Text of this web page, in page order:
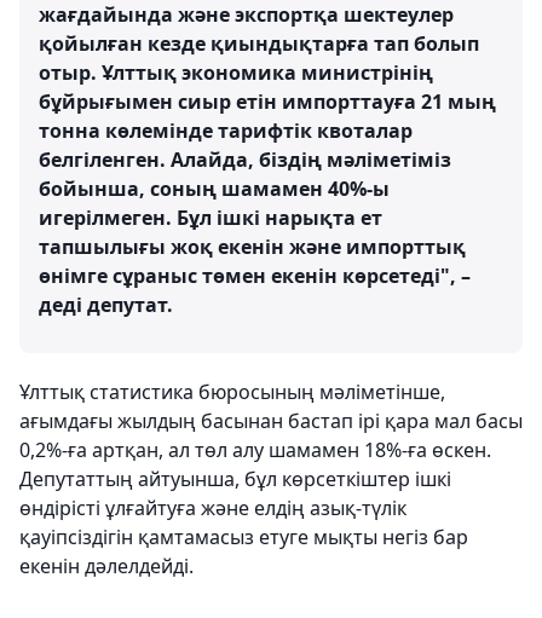
жағдайында және экспортқа шектеулер
қойылған кезде қиындықтарға тап болып
отыр. Ұлттық экономика министрінің
бұйрығымен сиыр етін импорттауға 21 мың
тонна көлемінде тарифтік квоталар
белгіленген. Алайда, біздің мәліметіміз
бойынша, соның шамамен 40%-ы
игерілмеген. Бұл ішкі нарықта ет
тапшылығы жоқ екенін және импорттық
өнімге сұраныс төмен екенін көрсетеді", –
деді депутат.
Ұлттық статистика бюросының мәліметінше,
ағымдағы жылдың басынан бастап ірі қара мал басы
0,2%-ға артқан, ал төл алу шамамен 18%-ға өскен.
Депутаттың айтуынша, бұл көрсеткіштер ішкі
өндірісті ұлғайтуға және елдің азық-түлік
қауіпсіздігін қамтамасыз етуге мықты негіз бар
екенін дәлелдейді.